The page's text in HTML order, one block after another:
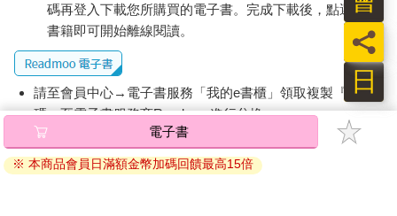
碼再登入下載您所購買的電子書。完成下載後，點選任一
書籍即可開始離線閱讀。
請至會員中心→電子書服務「我的e書櫃」領取複製『兌換
碼』至電子書服務商Readmoo進行兌換。
退換貨須知：
因版權保護，您在金石堂所購買的電子書僅能以金石堂專屬
電子書
※ 本商品會員日滿額金幣加碼回饋最高15倍
日
員